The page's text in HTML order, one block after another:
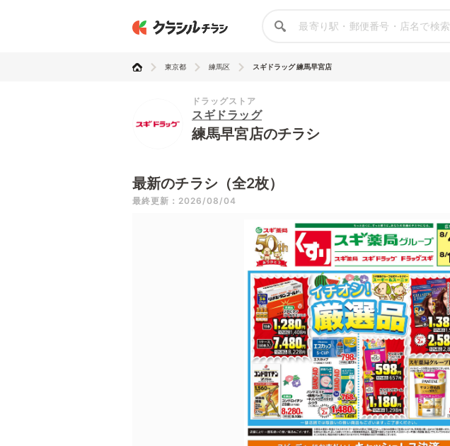
東京都 練馬区 スギドラッグ 練馬早宮店
ドラッグストア
スギドラッグ
練馬早宮店のチラシ
最新のチラシ（全2枚）
最終更新：2026/08/04